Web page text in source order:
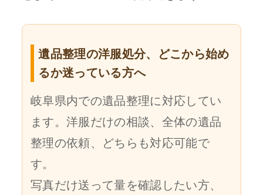
遺品整理の洋服処分、どこから始め
るか迷っている方へ
岐阜県内での遺品整理に対応してい
ます。洋服だけの相談、全体の遺品
整理の依頼、どちらも対応可能で
す。
写真だけ送って量を確認したい方、